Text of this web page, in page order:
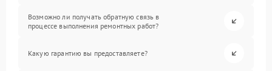
Возможно ли получать обратную связь в
процессе выполнения ремонтных работ?
Какую гарантию вы предоставляете?